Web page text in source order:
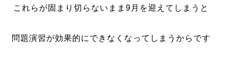
これらが固まり切らないまま9月を迎えてしまうと
問題演習が効果的にできなくなってしまうからです